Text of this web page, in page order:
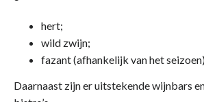
hert;
wild zwijn;
fazant (afhankelijk van het
Daarnaast zijn er uitstekende wijnbars